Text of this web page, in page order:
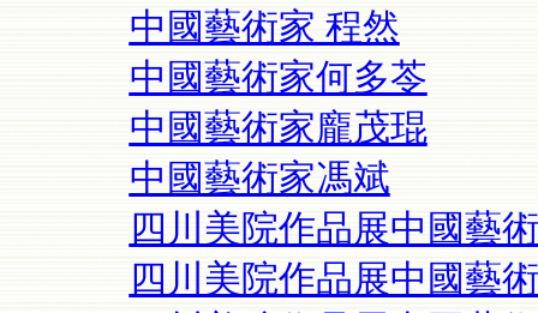
中國藝術家 程然
中國藝術家何多苓
中國藝術家龐茂琨
中國藝術家馮斌
四川美院作品展中國藝
四川美院作品展中國藝